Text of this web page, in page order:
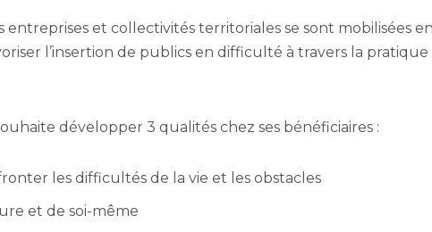
entreprises et collectivités territoriales se sont mobilisées
l’insertion de publics en difficulté à travers la
développer 3 qualités chez ses bénéficiaires :
les difficultés de la vie et les obstacles
et de soi-même